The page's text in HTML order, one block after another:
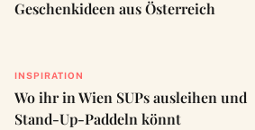
Geschenkideen aus Österreich
INSPIRATION
Wo ihr in Wien SUPs ausleihen und
Stand-Up-Paddeln könnt